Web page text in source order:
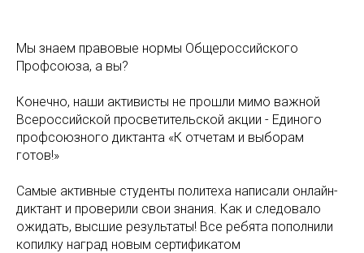
Мы знаем правовые нормы Общероссийского
Профсоюза, а вы?
Конечно, наши активисты не прошли мимо важной
Всероссийской просветительской акции - Единого
профсоюзного диктанта «К отчетам и выборам
готов!»
Самые активные студенты политеха написали онлайн-
диктант и проверили свои знания. Как и следовало
ожидать, высшие результаты! Все ребята пополнили
копилку наград новым сертификатом